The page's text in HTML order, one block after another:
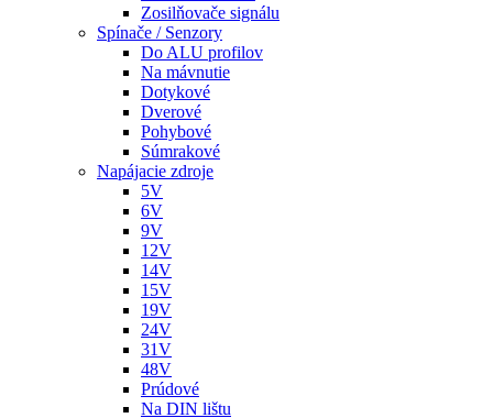
Zosilňovače signálu
Spínače / Senzory
Do ALU profilov
Na mávnutie
Dotykové
Dverové
Pohybové
Súmrakové
Napájacie zdroje
5V
6V
9V
12V
14V
15V
19V
24V
31V
48V
Prúdové
Na DIN lištu